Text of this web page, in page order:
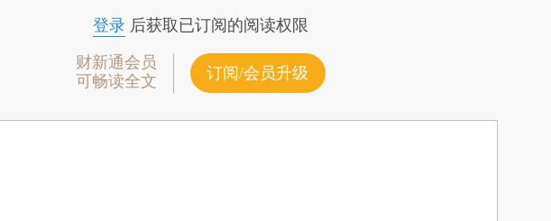
登录后获取已订阅的阅读权限
财新通会员
可畅读全文
订阅/会员升级